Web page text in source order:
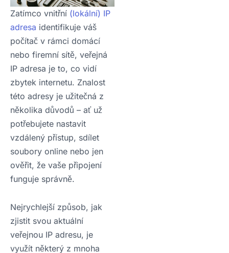
Zatímco vnitřní (lokální) IP
adresa identifikuje váš
počítač v rámci domácí
nebo firemní sítě, veřejná
IP adresa je to, co vidí
zbytek internetu. Znalost
této adresy je užitečná z
několika důvodů – ať už
potřebujete nastavit
vzdálený přístup, sdílet
soubory online nebo jen
ověřit, že vaše připojení
funguje správně.
Nejrychlejší způsob, jak
zjistit svou aktuální
veřejnou IP adresu, je
využít některý z mnoha